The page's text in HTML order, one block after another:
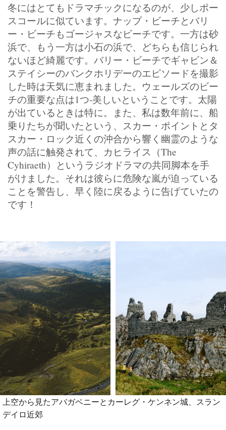
冬にはとてもドラマチックになるのが、少しポー
スコールに似ています。ナップ・ビーチとバリ
ー・ビーチもゴージャスなビーチです。一方は砂
浜で、もう一方は小石の浜で、どちらも信じられ
ないほど綺麗です。バリー・ビーチでギャビン＆
ステイシーのバンクホリデーのエピソードを撮影
した時は天気に恵まれました。ウェールズのビー
チの重要な点は1つ‐美しいということです。太陽
が出ているときは特に。また、私は数年前に、船
乗りたちが聞いたという、スカー・ポイントとタ
スカー・ロック近くの沖合から響く幽霊のような
声の話に触発されて、カヒライス（The
Cyhiraeth）というラジオドラマの共同脚本を手
がけました。それは彼らに危険な嵐が迫っている
ことを警告し、早く陸に戻るように告げていたの
です！
上空から見たアバガベニーとカーレグ・ケンネン城、スラン
デイロ近郊